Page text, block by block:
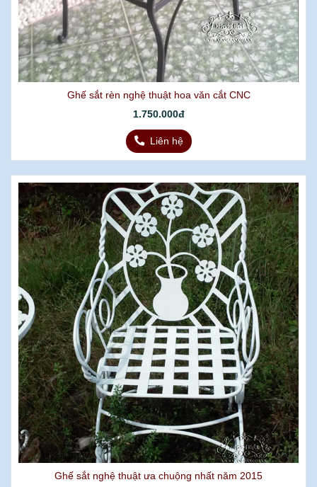
Ghế sắt rèn nghệ thuật hoa văn cắt CNC
1.750.000đ
Liên hệ
Ghế sắt nghệ thuật ưa chuộng nhất năm 2015